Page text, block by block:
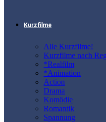
Kurzfilme
Alle Kurzfilme!
Kurzfilme nach
*Realfilm
*Animation
Action
Drama
Komödie
Romantik
Spannung